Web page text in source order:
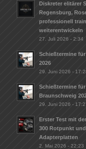
Diskreter elitärer
Regensburg,
professionell
weiterentwickeln
27. Juli 2026 - 2:34
Schießtermine
2026
29. Juni 2026 -
Schießtermine
Braunschweig
29. Juni 2026 -
Erster Test mit
300 Rotpunkt
Adapterplatten
2. Mai 2026 - 22:23